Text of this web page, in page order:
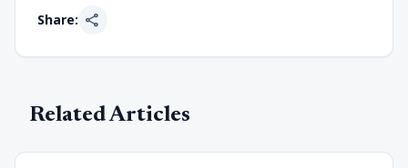
Share: share
Related Articles